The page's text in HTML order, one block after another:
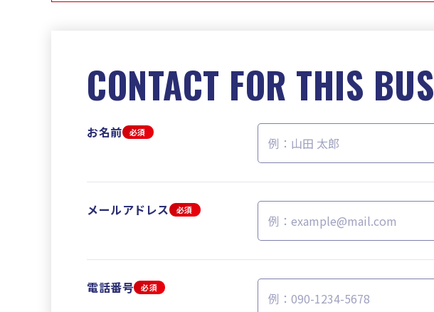
CONTACT FOR THIS BUS
お名前 必須
メールアドレス 必須
電話番号 必須